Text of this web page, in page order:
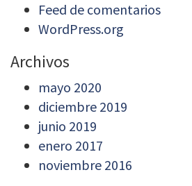
Feed de comentarios
WordPress.org
Archivos
mayo 2020
diciembre 2019
junio 2019
enero 2017
noviembre 2016